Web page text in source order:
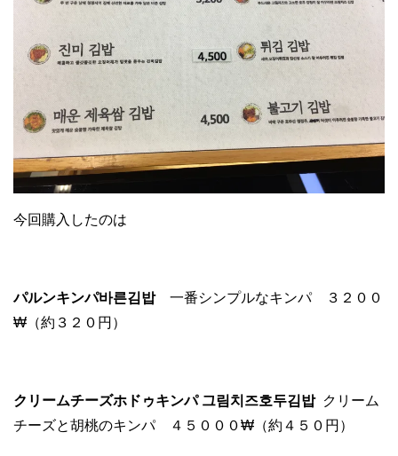
今回購入したのは
パルンキンパ바른김밥一番シンプルなキンパ ３２００
₩（約３２０円）
クリームチーズホドゥキンパ 그림치즈호두김밥 クリーム
チーズと胡桃のキンパ ４５０００₩（約４５０円）